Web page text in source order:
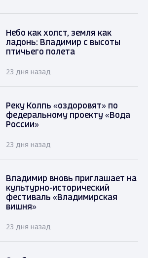
Небо как холст, земля как
ладонь: Владимир с высоты
птичьего полета
23 дня назад
Реку Колпь «оздоровят» по
федеральному проекту «Вода
России»
23 дня назад
Владимир вновь приглашает на
культурно-исторический
фестиваль «Владимирская
вишня»
23 дня назад